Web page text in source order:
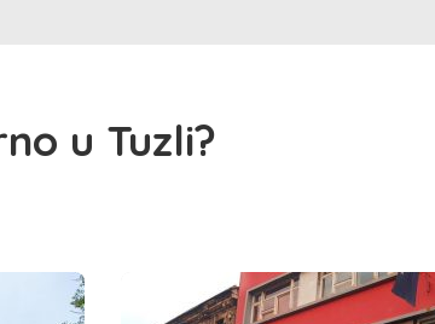
u Tuzli?